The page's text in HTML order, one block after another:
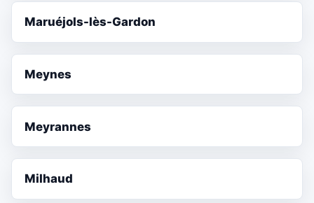
Maruéjols-lès-Gardon
Meynes
Meyrannes
Milhaud